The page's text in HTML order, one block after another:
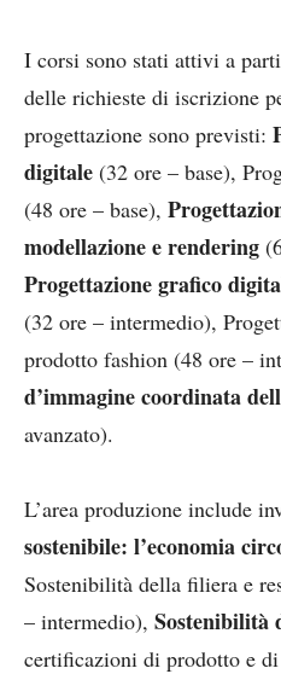
I corsi sono stati attivi a
delle richieste di iscrizione
progettazione sono previsti:
digitale (32 ore – base),
(48 ore – base),
modellazione e rendering
Progettazione grafico
(32 ore – intermedio),
prodotto fashion (48 ore –
d’immagine coordinata
avanzato).
L’area produzione include
sostenibile: l’economia
Sostenibilità della filiera e
– intermedio), Sostenibilità
certificazioni di prodotto e